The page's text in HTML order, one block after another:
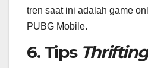
tren saat ini adalah game
PUBG Mobile.
6. Tips Thrifting